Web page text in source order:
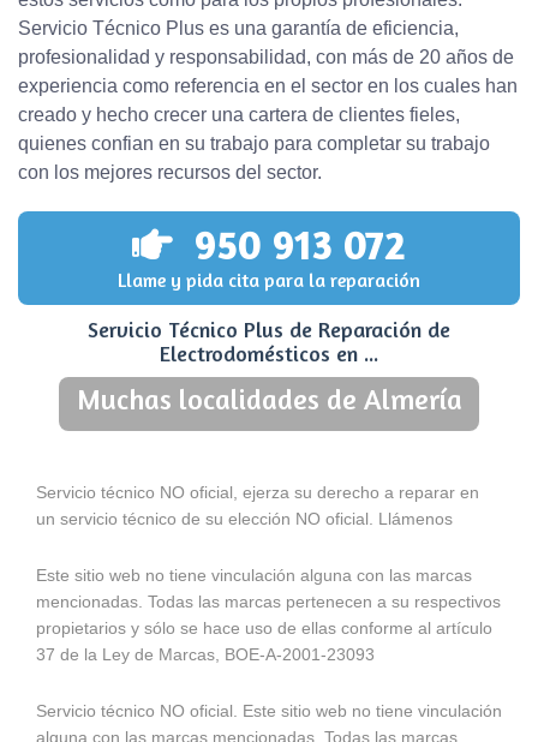
Servicio Técnico Plus es una garantía de eficiencia,
profesionalidad y responsabilidad, con más de 20 años de
experiencia como referencia en el sector en los cuales han
creado y hecho crecer una cartera de clientes fieles,
quienes confian en su trabajo para completar su trabajo
con los mejores recursos del sector.
950 913 072
Llame y pida cita para la reparación
Servicio Técnico Plus de Reparación de
Electrodomésticos en ...
Muchas localidades de Almería
Servicio técnico NO oficial, ejerza su derecho a reparar en
un servicio técnico de su elección NO oficial. Llámenos
Este sitio web no tiene vinculación alguna con las marcas
mencionadas. Todas las marcas pertenecen a su respectivos
propietarios y sólo se hace uso de ellas conforme al artículo
37 de la Ley de Marcas, BOE-A-2001-23093
Servicio técnico NO oficial. Este sitio web no tiene vinculación
alguna con las marcas mencionadas. Todas las marcas